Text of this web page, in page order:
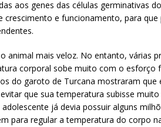
aos genes das células germinativas
crescimento e funcionamento, para
animal mais veloz. No entanto, várias
corporal sobe muito com o esforço
do garoto de Turcana mostraram que
que sua temperatura subisse
já devia possuir alguns
para regular a temperatura do corpo